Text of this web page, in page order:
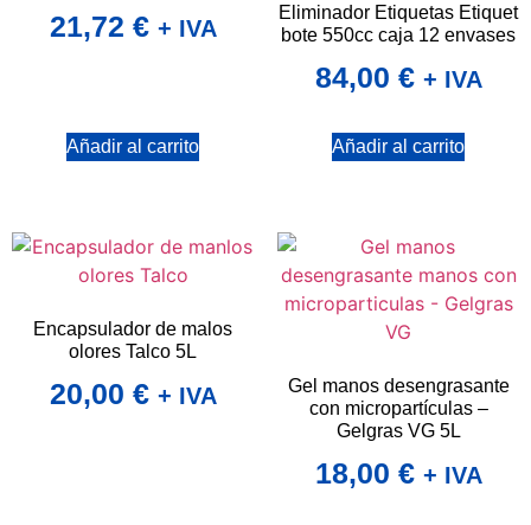
21,72 € + IVA
Añadir al carrito
Eliminador Etiquetas Etiquet
bote 550cc caja 12 envases
84,00 € + IVA
Añadir al carrito
Encapsulador de malos
olores Talco 5L
20,00 € + IVA
Gel manos desengrasante
con micropartículas –
Gelgras VG 5L
18,00 € + IVA